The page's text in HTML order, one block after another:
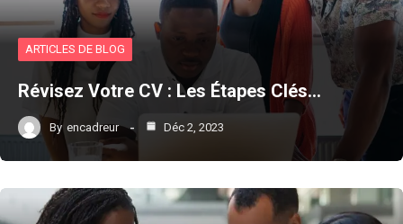
ARTICLES DE BLOG
Révisez Votre CV : Les Étapes Clés…
By encadreur Déc 2, 2023